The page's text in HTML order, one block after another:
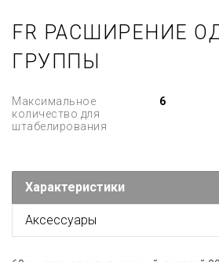
FR РАСШИРЕНИЕ
ГРУППЫ
Максимальное
количество для
штабелирования
6
Характеристики
Аксессуары